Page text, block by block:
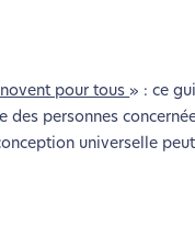
pour tous » : ce
personnes
universelle